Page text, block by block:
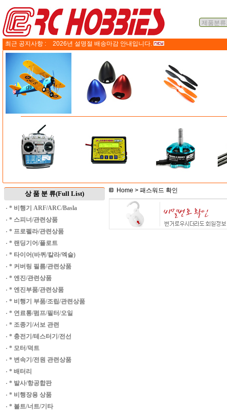
최근 공지사항 : 2026년 설명절 배송마감 안내입니다.
상 품 분 류(Full List)
· * 비행기 ARF/ARC/Basla
· * 스피너/관련상품
· * 프로펠라/관련상품
· * 랜딩기어/플로트
· * 타이어(바퀴/칼라/엑슬)
· * 커버링 필름/관련상품
· * 엔진/관련상품
· * 엔진부품/관련상품
· * 비행기 부품/조립/관련상품
· * 연료통/펌프/필터/오일
· * 조종기/서보 관련
· * 충전기/테스터기/전선
· * 모터/덕트
· * 변속기/전원 관련상품
· * 배터리
· * 발사/항공합판
· * 비행장용 상품
· * 볼트/너트/기타
Home > 패스워드 확인